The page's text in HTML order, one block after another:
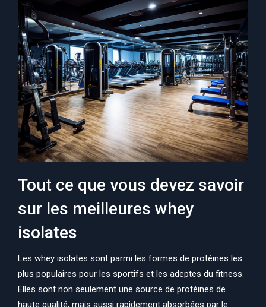
Tout ce que vous devez savoir
sur les meilleures whey
isolates
Les whey isolates sont parmi les formes de protéines les
plus populaires pour les sportifs et les adeptes du fitness.
Elles sont non seulement une source de protéines de
haute qualité, mais aussi rapidement absorbées par le